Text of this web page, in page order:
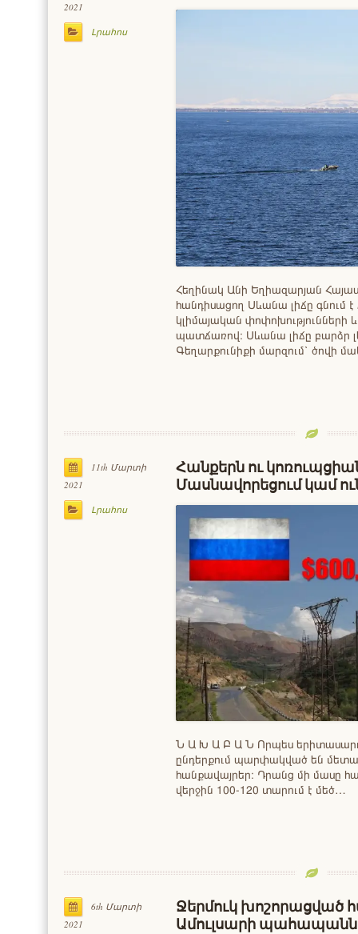
2021
Լրահոս
Հեղինակ Անի Եղիազարյան
հանդիսացող Սևանա լիճը գնում
կլիմայական փոփոխությունների
պատճառով։ Սևանա լիճը բարձր
Գեղարքունիքի մարզում՝ ծովի
11th Մարտի
2021
Լրահոս
Հանքերն ու
Մասնավորեցում կամ
Ն Ա Խ Ա Բ Ա Ն Որպես
ընդերքում պարփակված են
հանքավայրեր։ Դրանց մի մասը
վերջին 100-120 տարում է մեծ…
6th Մարտի
2021
Ջերմուկ խոշորացված
Ամուլսարի